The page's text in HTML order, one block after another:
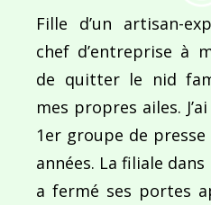
Ce site utilise Akismet
commentaires sont traitées
Navigation
Fille d’un artisan-
chef d’entreprise à
de quitter le nid
mes propres ailes.
1er groupe de
années. La filiale
a fermé ses portes